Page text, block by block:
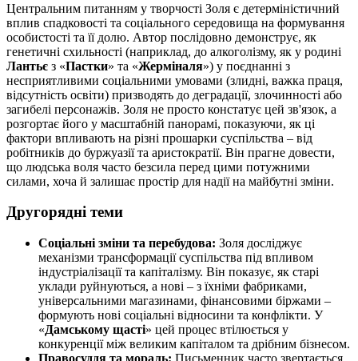
Центральним питанням у творчості Золя є детерміністичний
вплив спадковості та соціального середовища на формування
особистості та її долю. Автор послідовно демонструє, як
генетичні схильності (наприклад, до алкоголізму, як у родині
Лантьє з «Пастки» та «Жерміналя») у поєднанні з
несприятливими соціальними умовами (злидні, важка праця,
відсутність освіти) призводять до деградації, злочинності або
загибелі персонажів. Золя не просто констатує цей зв'язок, а
розгортає його у масштабній панорамі, показуючи, як ці
фактори впливають на різні прошарки суспільства – від
робітників до буржуазії та аристократії. Він прагне довести,
що людська воля часто безсила перед цими потужними
силами, хоча й залишає простір для надії на майбутні зміни.
Другорядні теми
Соціальні зміни та перебудова: Золя досліджує
механізми трансформації суспільства під впливом
індустріалізації та капіталізму. Він показує, як старі
уклади руйнуються, а нові – з їхніми фабриками,
універсальними магазинами, фінансовими біржами –
формують нові соціальні відносини та конфлікти. У
«Дамському щасті» цей процес втілюється у
конкуренції між великим капіталом та дрібним бізнесом.
Правосуддя та мораль: Письменник часто звертається